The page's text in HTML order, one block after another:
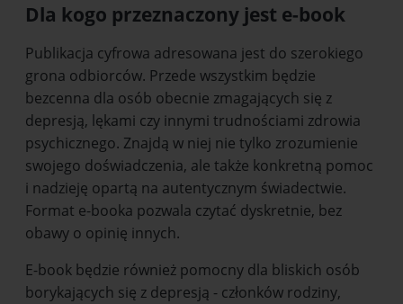
Dla kogo przeznaczony jest e-book
Publikacja cyfrowa adresowana jest do szerokiego
grona odbiorców. Przede wszystkim będzie
bezcenna dla osób obecnie zmagających się z
depresją, lękami czy innymi trudnościami zdrowia
psychicznego. Znajdą w niej nie tylko zrozumienie
swojego doświadczenia, ale także konkretną pomoc
i nadzieję opartą na autentycznym świadectwie.
Format e-booka pozwala czytać dyskretnie, bez
obawy o opinię innych.
E-book będzie również pomocny dla bliskich osób
borykających się z depresją - członków rodziny,